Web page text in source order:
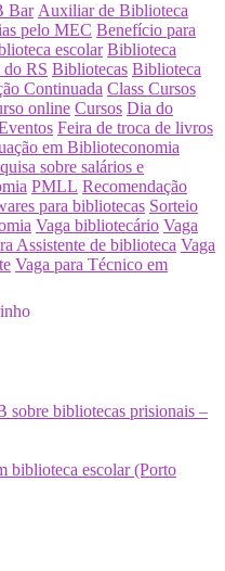
Bar Auxiliar de Biblioteca
pelo MEC Benefício para
escolar Biblioteca
RS Bibliotecas Biblioteca
Continuada Class Cursos
online Cursos Dia do
Feira de troca de livros
em Biblioteconomia
sobre salários e
PMLL Recomendação
para bibliotecas Sorteio
Vaga bibliotecário Vaga
Assistente de biblioteca Vaga
Vaga para Técnico em
sobre bibliotecas prisionais –
biblioteca escolar (Porto